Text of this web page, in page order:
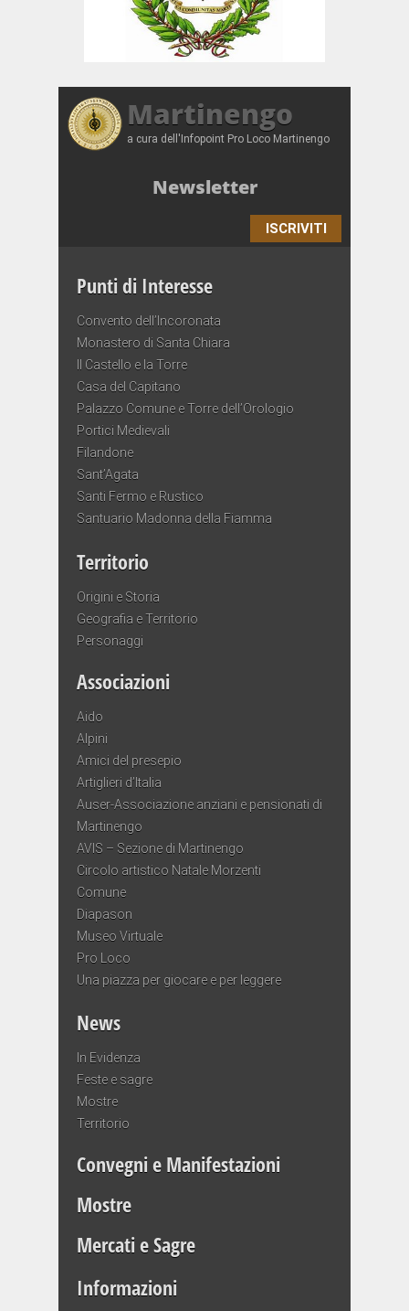
Martinengo
a cura dell'Infopoint Pro Loco Martinengo
Newsletter
ISCRIVITI
Punti di Interesse
Convento dell’Incoronata
Monastero di Santa Chiara
Il Castello e la Torre
Casa del Capitano
Palazzo Comune e Torre dell’Orologio
Portici Medievali
Filandone
Sant’Agata
Santi Fermo e Rustico
Santuario Madonna della Fiamma
Territorio
Origini e Storia
Geografia e Territorio
Personaggi
Associazioni
Aido
Alpini
Amici del presepio
Artiglieri d’Italia
Auser-Associazione anziani e pensionati di
Martinengo
AVIS – Sezione di Martinengo
Circolo artistico Natale Morzenti
Comune
Diapason
Museo Virtuale
Pro Loco
Una piazza per giocare e per leggere
News
In Evidenza
Feste e sagre
Mostre
Territorio
Convegni e Manifestazioni
Mostre
Mercati e Sagre
Informazioni